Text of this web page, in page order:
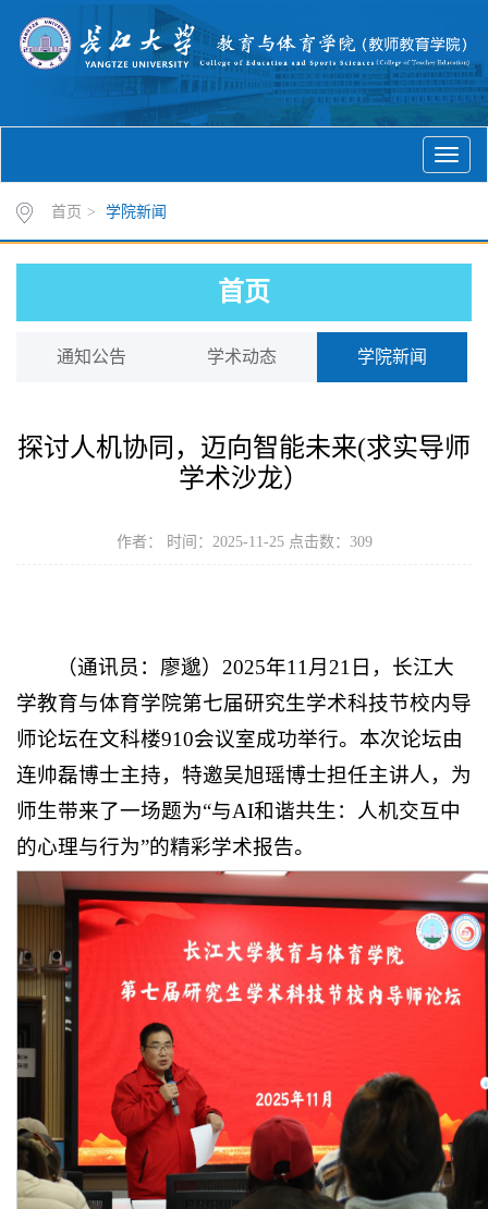
首页 > 学院新闻
首页
通知公告 学术动态 学院新闻
探讨人机协同，迈向智能未来(求实导师
学术沙龙）
作者： 时间：2025-11-25 点击数： 309
（通讯员：廖邈）2025年11月21日，长江大
学教育与体育学院第七届研究生学术科技节校内导
师论坛在文科楼910会议室成功举行。本次论坛由
连帅磊博士主持，特邀吴旭瑶博士担任主讲人，为
师生带来了一场题为“与AI和谐共生：人机交互中
的心理与行为”的精彩学术报告。